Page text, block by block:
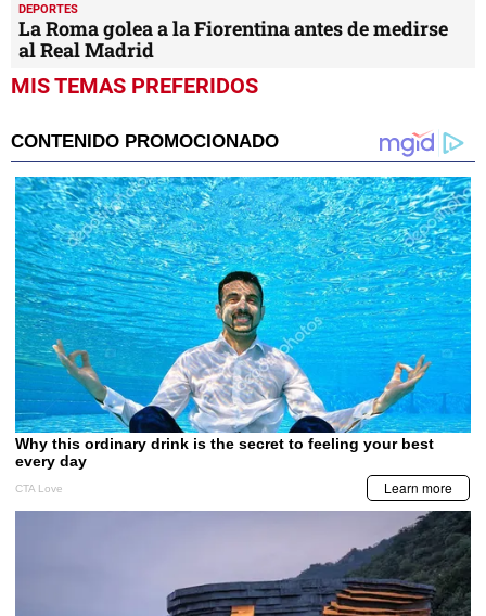
DEPORTES
La Roma golea a la Fiorentina antes de medirse
al Real Madrid
MIS TEMAS PREFERIDOS